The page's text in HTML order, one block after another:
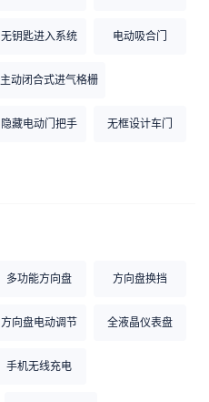
无钥匙进入系统 电动吸合门
主动闭合式进气格栅
隐藏电动门把手 无框设计车门
多功能方向盘 方向盘换挡
方向盘电动调节 全液晶仪表盘
手机无线充电